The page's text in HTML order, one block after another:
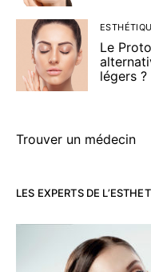
Le
légers ?
Trouver un médecin
LES EXPERTS DE